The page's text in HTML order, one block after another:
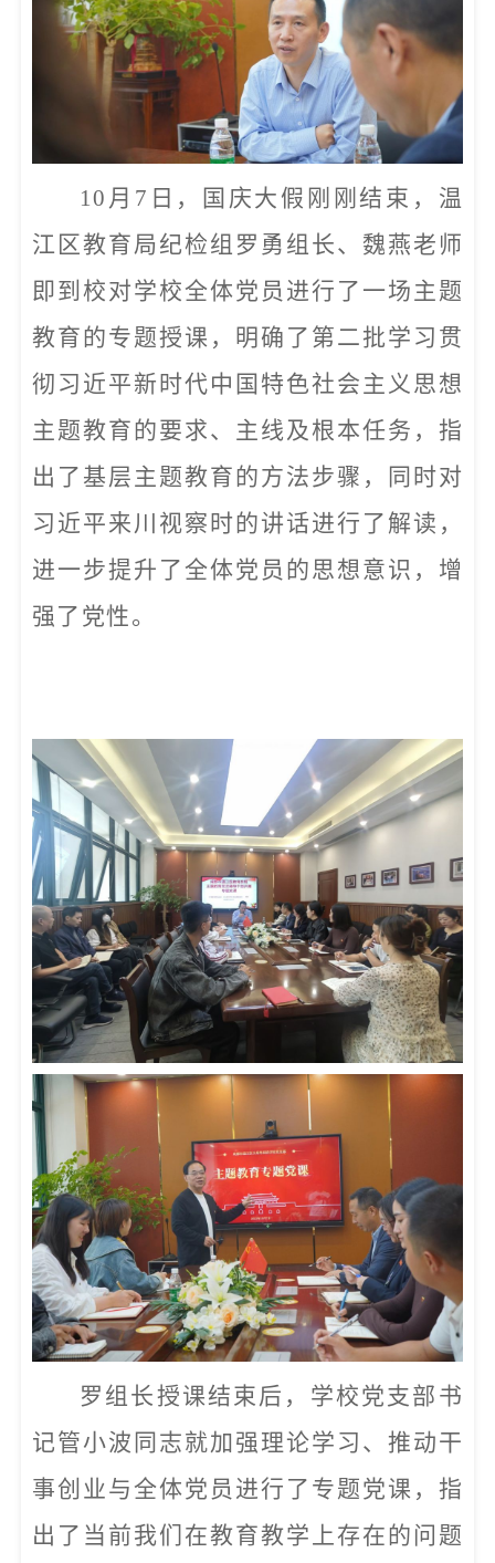
10月7日，国庆大假刚刚结束，温
江区教育局纪检组罗勇组长、魏燕老师
即到校对学校全体党员进行了一场主题
教育的专题授课，明确了第二批学习贯
彻习近平新时代中国特色社会主义思想
主题教育的要求、主线及根本任务，指
出了基层主题教育的方法步骤，同时对
习近平来川视察时的讲话进行了解读，
进一步提升了全体党员的思想意识，增
强了党性。
罗组长授课结束后，学校党支部书
记管小波同志就加强理论学习、推动干
事创业与全体党员进行了专题党课，指
出了当前我们在教育教学上存在的问题